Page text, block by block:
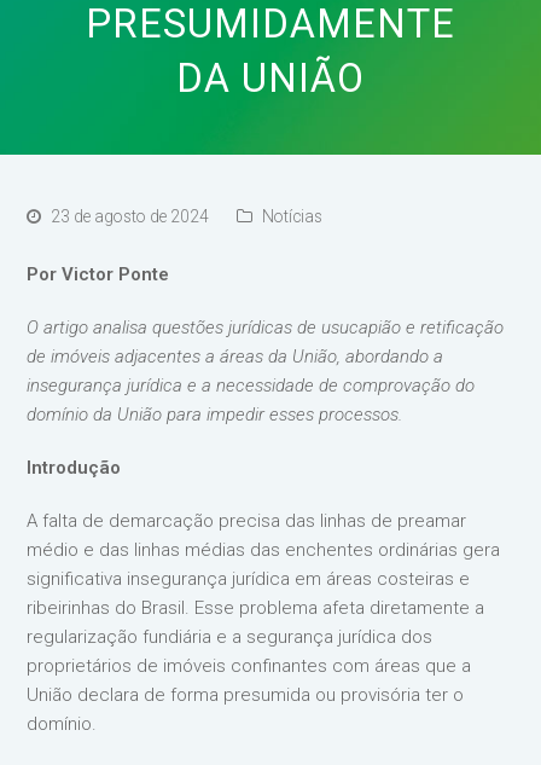
PRESUMIDAMENTE
DA UNIÃO
23 de agosto de 2024 Notícias
Por Victor Ponte
O artigo analisa questões jurídicas de usucapião e retificação
de imóveis adjacentes a áreas da União, abordando a
insegurança jurídica e a necessidade de comprovação do
domínio da União para impedir esses processos.
Introdução
A falta de demarcação precisa das linhas de preamar
médio e das linhas médias das enchentes ordinárias gera
significativa insegurança jurídica em áreas costeiras e
ribeirinhas do Brasil. Esse problema afeta diretamente a
regularização fundiária e a segurança jurídica dos
proprietários de imóveis confinantes com áreas que a
União declara de forma presumida ou provisória ter o
domínio.